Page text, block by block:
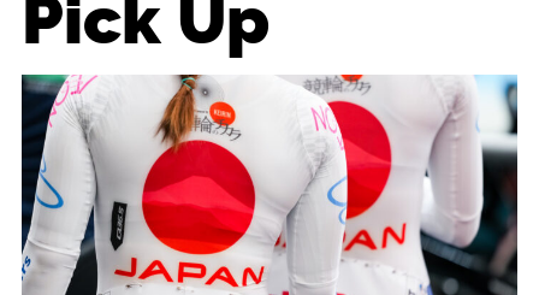
Pick Up